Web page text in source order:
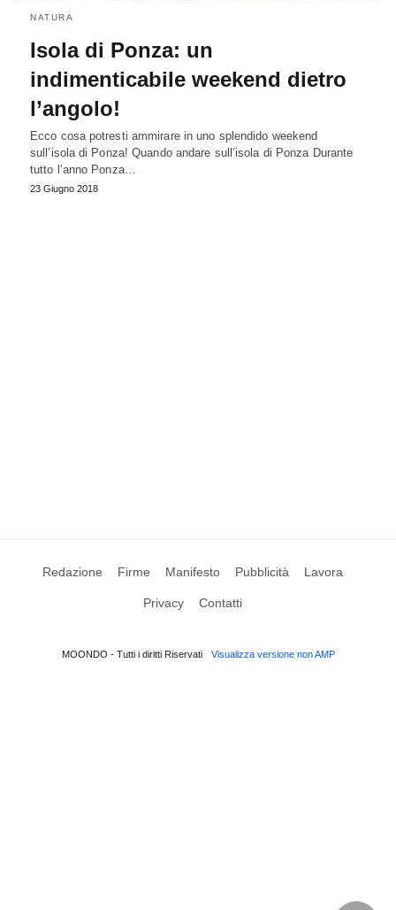
NATURA
Isola di Ponza: un
indimenticabile weekend dietro
l’angolo!
Ecco cosa potresti ammirare in uno splendido weekend
sull’isola di Ponza! Quando andare sull’isola di Ponza Durante
tutto l’anno Ponza…
23 Giugno 2018
Redazione Firme Manifesto Pubblicità Lavora
Privacy Contatti
MOONDO - Tutti i diritti Riservati Visualizza versione non AMP